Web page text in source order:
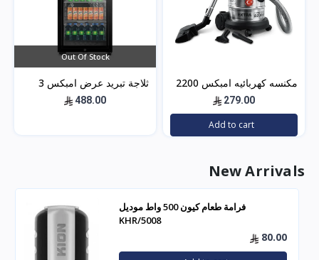
مكنسه كهربائيه امبكس 2200
وات 21 لتر – أسود*فضي
VC4708
279.00
Add to cart
Out Of Stock
ثلاجة تبريد عرض امبكس 3
قدم – باب زجاج – اسود
488.00
New Arrivals
فرامة طعام كيون 500 واط موديل
KHR/5008
80.00